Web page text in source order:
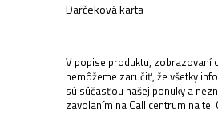
Darčeková karta
V popise produktu, zobrazovaní
nemôžeme zaručiť, že všetky
sú súčasťou našej ponuky a
zavolaním na Call centrum na tel